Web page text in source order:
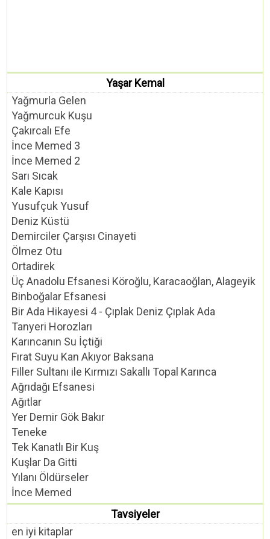
Yaşar Kemal
Yağmurla Gelen
Yağmurcuk Kuşu
Çakırcalı Efe
İnce Memed 3
İnce Memed 2
Sarı Sıcak
Kale Kapısı
Yusufçuk Yusuf
Deniz Küstü
Demirciler Çarşısı Cinayeti
Ölmez Otu
Ortadirek
Üç Anadolu Efsanesi Köroğlu, Karacaoğlan, Alageyik
Binboğalar Efsanesi
Bir Ada Hikayesi 4 - Çıplak Deniz Çıplak Ada
Tanyeri Horozları
Karıncanın Su İçtiği
Fırat Suyu Kan Akıyor Baksana
Filler Sultanı ile Kırmızı Sakallı Topal Karınca
Ağrıdağı Efsanesi
Ağıtlar
Yer Demir Gök Bakır
Teneke
Tek Kanatlı Bir Kuş
Kuşlar Da Gitti
Yılanı Öldürseler
İnce Memed
Tavsiyeler
en iyi kitaplar